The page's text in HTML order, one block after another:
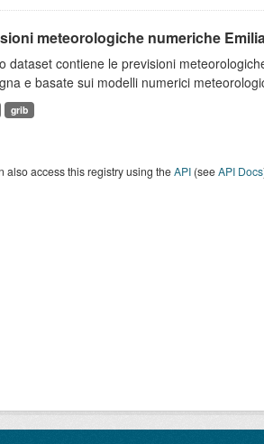
meteorologiche numeriche
dataset contiene le previsioni
e basate sui modelli numerici
grib
also access this registry using theAPI(seeAPI Docs